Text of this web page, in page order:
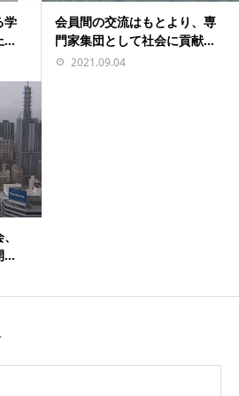
学
...
会員間の交流はもとより、専
門家集団として社会に貢献...
2021.09.04
...